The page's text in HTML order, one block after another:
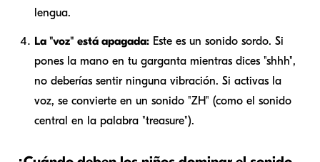
lengua.
La "voz" está apagada: Este es un sonido sordo. Si
pones la mano en tu garganta mientras dices "shhh",
no deberías sentir ninguna vibración. Si activas la
voz, se convierte en un sonido "ZH" (como el sonido
central en la palabra "treasure").